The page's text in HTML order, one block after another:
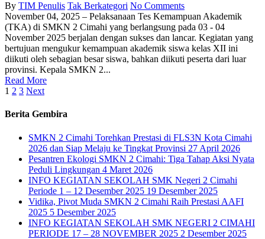
By TIM Penulis Tak Berkategori No Comments
November 04, 2025 – Pelaksanaan Tes Kemampuan Akademik
(TKA) di SMKN 2 Cimahi yang berlangsung pada 03 - 04
November 2025 berjalan dengan sukses dan lancar. Kegiatan yang
bertujuan mengukur kemampuan akademik siswa kelas XII ini
diikuti oleh sebagian besar siswa, bahkan diikuti peserta dari luar
provinsi. Kepala SMKN 2...
Read More
1 2 3 Next
Berita Gembira
SMKN 2 Cimahi Torehkan Prestasi di FLS3N Kota Cimahi
2026 dan Siap Melaju ke Tingkat Provinsi 27 April 2026
Pesantren Ekologi SMKN 2 Cimahi: Tiga Tahap Aksi Nyata
Peduli Lingkungan 4 Maret 2026
INFO KEGIATAN SEKOLAH SMK Negeri 2 Cimahi
Periode 1 – 12 Desember 2025 19 Desember 2025
Vidika, Pivot Muda SMKN 2 Cimahi Raih Prestasi AAFI
2025 5 Desember 2025
INFO KEGIATAN SEKOLAH SMK NEGERI 2 CIMAHI
PERIODE 17 – 28 NOVEMBER 2025 2 Desember 2025